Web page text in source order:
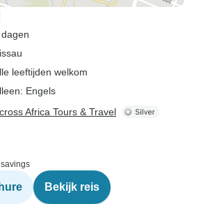
leeftijden welkom
Engels
Africa Tours & Travel
Bekijk reis